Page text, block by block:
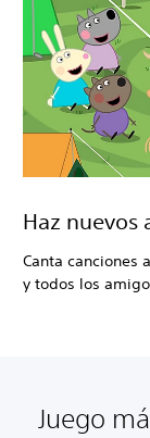
Haz nuevos
Canta canciones
y todos los
Juego